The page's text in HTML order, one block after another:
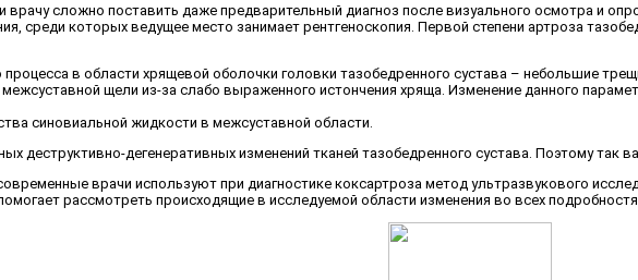
сложно поставить даже предварительный диагноз после визуального осмотра и
среди которых ведущее место занимает рентгеноскопия. Первой степени артроза
в области хрящевой оболочки головки тазобедренного сустава – небольшие
щели из-за слабо выраженного истончения хряща. Изменение данного
синовиальной жидкости в межсуставной области.
деструктивно-дегенеративных изменений тканей тазобедренного сустава. Поэтому так
врачи используют при диагностике коксартроза метод ультразвукового
рассмотреть происходящие в исследуемой области изменения во всех